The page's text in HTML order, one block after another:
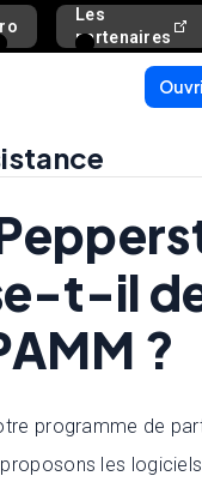
Les
partenaires
t-il
?
programme de
les